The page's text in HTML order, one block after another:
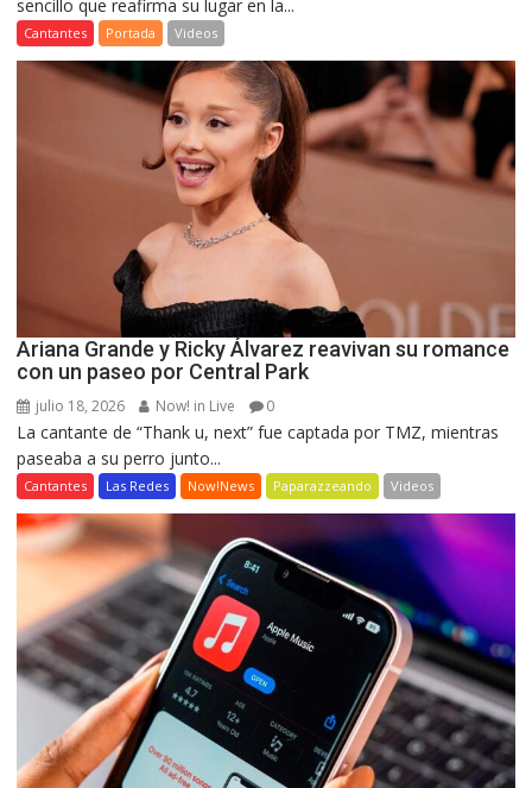
sencillo que reafirma su lugar en la...
Cantantes Portada Videos
Ariana Grande y Ricky Álvarez reavivan su romance
con un paseo por Central Park
julio 18, 2026 Now! in Live 0
La cantante de “Thank u, next” fue captada por TMZ, mientras
paseaba a su perro junto...
Cantantes Las Redes Now!News Paparazzeando Videos